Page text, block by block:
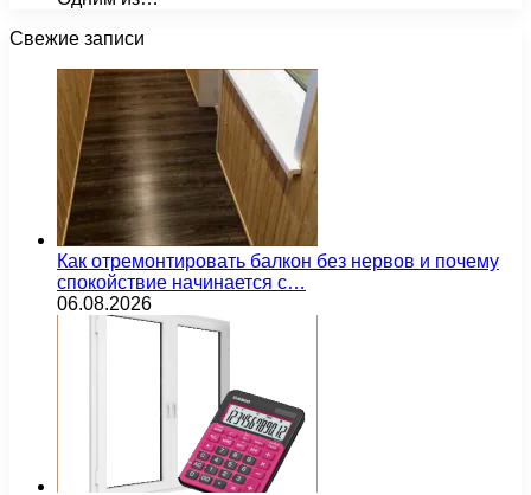
Свежие записи
Как отремонтировать балкон без нервов и почему
спокойствие начинается с…
06.08.2026